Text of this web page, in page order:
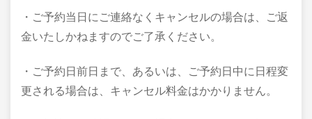
・ご予約当日にご連絡なくキャンセルの場合は、ご返
金いたしかねますのでご了承ください。
・ご予約日前日まで、あるいは、ご予約日中に日程変
更される場合は、キャンセル料金はかかりません。